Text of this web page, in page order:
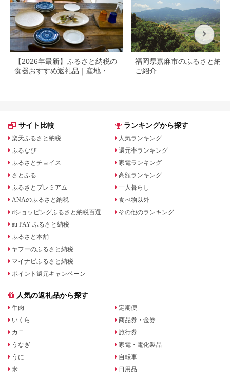
【2026年最新】ふるさと納税の
食器おすすめ返礼品｜産地・寄
福岡県嘉麻市のふるさと納税
ご紹介
サイト比較
楽天ふるさと納税
ふるなび
ふるさとチョイス
さとふる
ふるさとプレミアム
ANAのふるさと納税
dショッピングふるさと納税百選
au PAY ふるさと納税
ふるさと本舗
ヤフーのふるさと納税
マイナビふるさと納税
ポイント還元キャンペーン
ランキングから探す
人気ランキング
還元率ランキング
家電ランキング
高額ランキング
一人暮らし
食べ物以外
その他のランキング
人気の返礼品から探す
牛肉
いくら
カニ
うなぎ
うに
米
定期便
商品券・金券
旅行券
家電・電化製品
自転車
日用品